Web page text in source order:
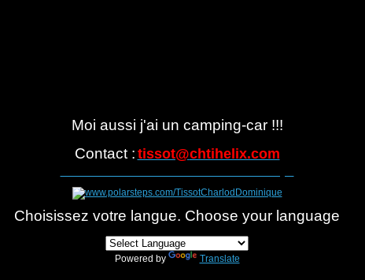
Moi aussi j'ai un camping-car !!!
Contact : tissot@chtihelix.com
Choisissez votre langue. Choose your language
Powered by Translate